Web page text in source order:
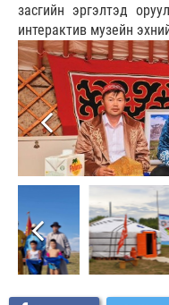
засгийн эргэлтэд
интерактив музейн